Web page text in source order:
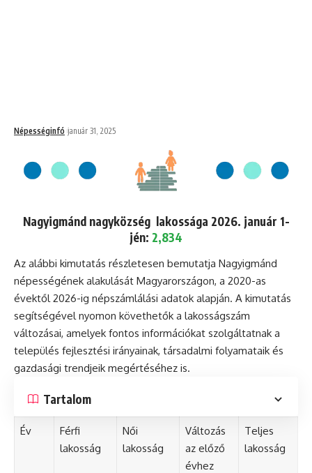
Népességinfó január 31, 2025
Nagyigmánd nagyközség lakossága 2026. január 1-
jén: 2,834
Az alábbi kimutatás részletesen bemutatja Nagyigmánd
népességének alakulását Magyarországon, a 2020-as
évektől 2026-ig népszámlálási adatok alapján. A kimutatás
segítségével nyomon követhetők a lakosságszám
változásai, amelyek fontos információkat szolgáltatnak a
település fejlesztési irányainak, társadalmi folyamataik és
gazdasági trendjeik megértéséhez is.
Tartalom
Év
Férfi
lakosság
Női
lakosság
Változás
az előző
évhez
Teljes
lakosság